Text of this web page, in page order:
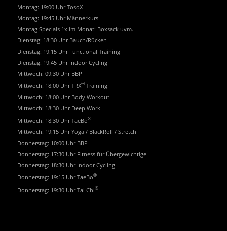
Montag: 19:00 Uhr TosoX
Montag: 19:45 Uhr Männerkurs
Montag Specials 1x im Monat: Boxsack uvm.
Dienstag: 18:30 Uhr Bauch/Rücken
Dienstag: 19:15 Uhr Functional Training
Dienstag: 19:45 Uhr Indoor Cycling
Mittwoch: 09:30 Uhr BBP
Mittwoch: 18:00 Uhr TRX®Training
Mittwoch: 18:00 Uhr Body Workout
Mittwoch: 18:30 Uhr Deep Work
Mittwoch: 18:30 Uhr TaeBo®
Mittwoch: 19:15 Uhr Yoga / BlackRoll / Stretch
Donnerstag: 10:00 Uhr BBP
Donnerstag: 17:30 Uhr Fitness für Übergewichtige
Donnerstag: 18:30 Uhr Indoor Cycling
Donnerstag: 19:15 Uhr TaeBo®
Donnerstag: 19:30 Uhr Tai Chi®